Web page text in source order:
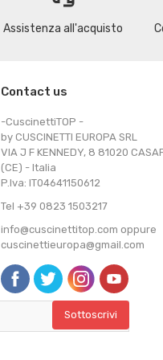
Assistenza all'acquisto
Contact us
-CuscinettiTOP -
by CUSCINETTI EUROPA SRL
VIA J F KENNEDY, 8 81020
(CE) - Italia
P.Iva: IT04641150612
Tel +39 0823 1503217
info@cuscinettitop.com oppure
cuscinettieuropa@gmail.com